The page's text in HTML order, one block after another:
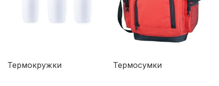
Термокружки Термосумки